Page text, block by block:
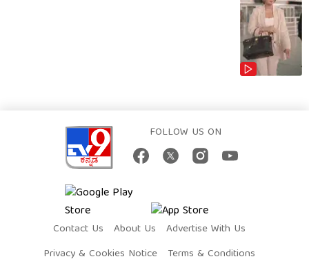
FOLLOW US ON
Contact Us About Us
Advertise With Us
Privacy & Cookies Notice
Terms & Conditions